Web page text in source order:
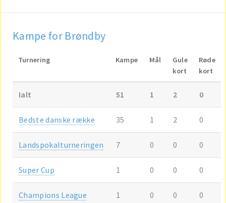
Kampe for Brøndby
Turnering Kampe Mål
Gule
kort
Røde
kort
Ialt 51 1 2 0
Bedste danske række 35 1 2 0
Landspokalturneringen 7 0 0 0
Super Cup 1 0 0 0
Champions League 1 0 0 0